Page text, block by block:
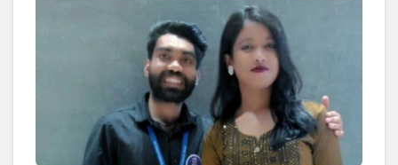
#BESTFRIEND